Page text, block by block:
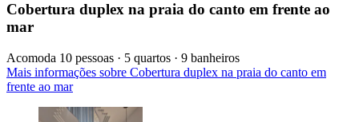
Cobertura duplex na praia do canto em frente ao
mar
Acomoda 10 pessoas · 5 quartos · 9 banheiros
Mais informações sobre Cobertura duplex na praia do canto em
frente ao mar